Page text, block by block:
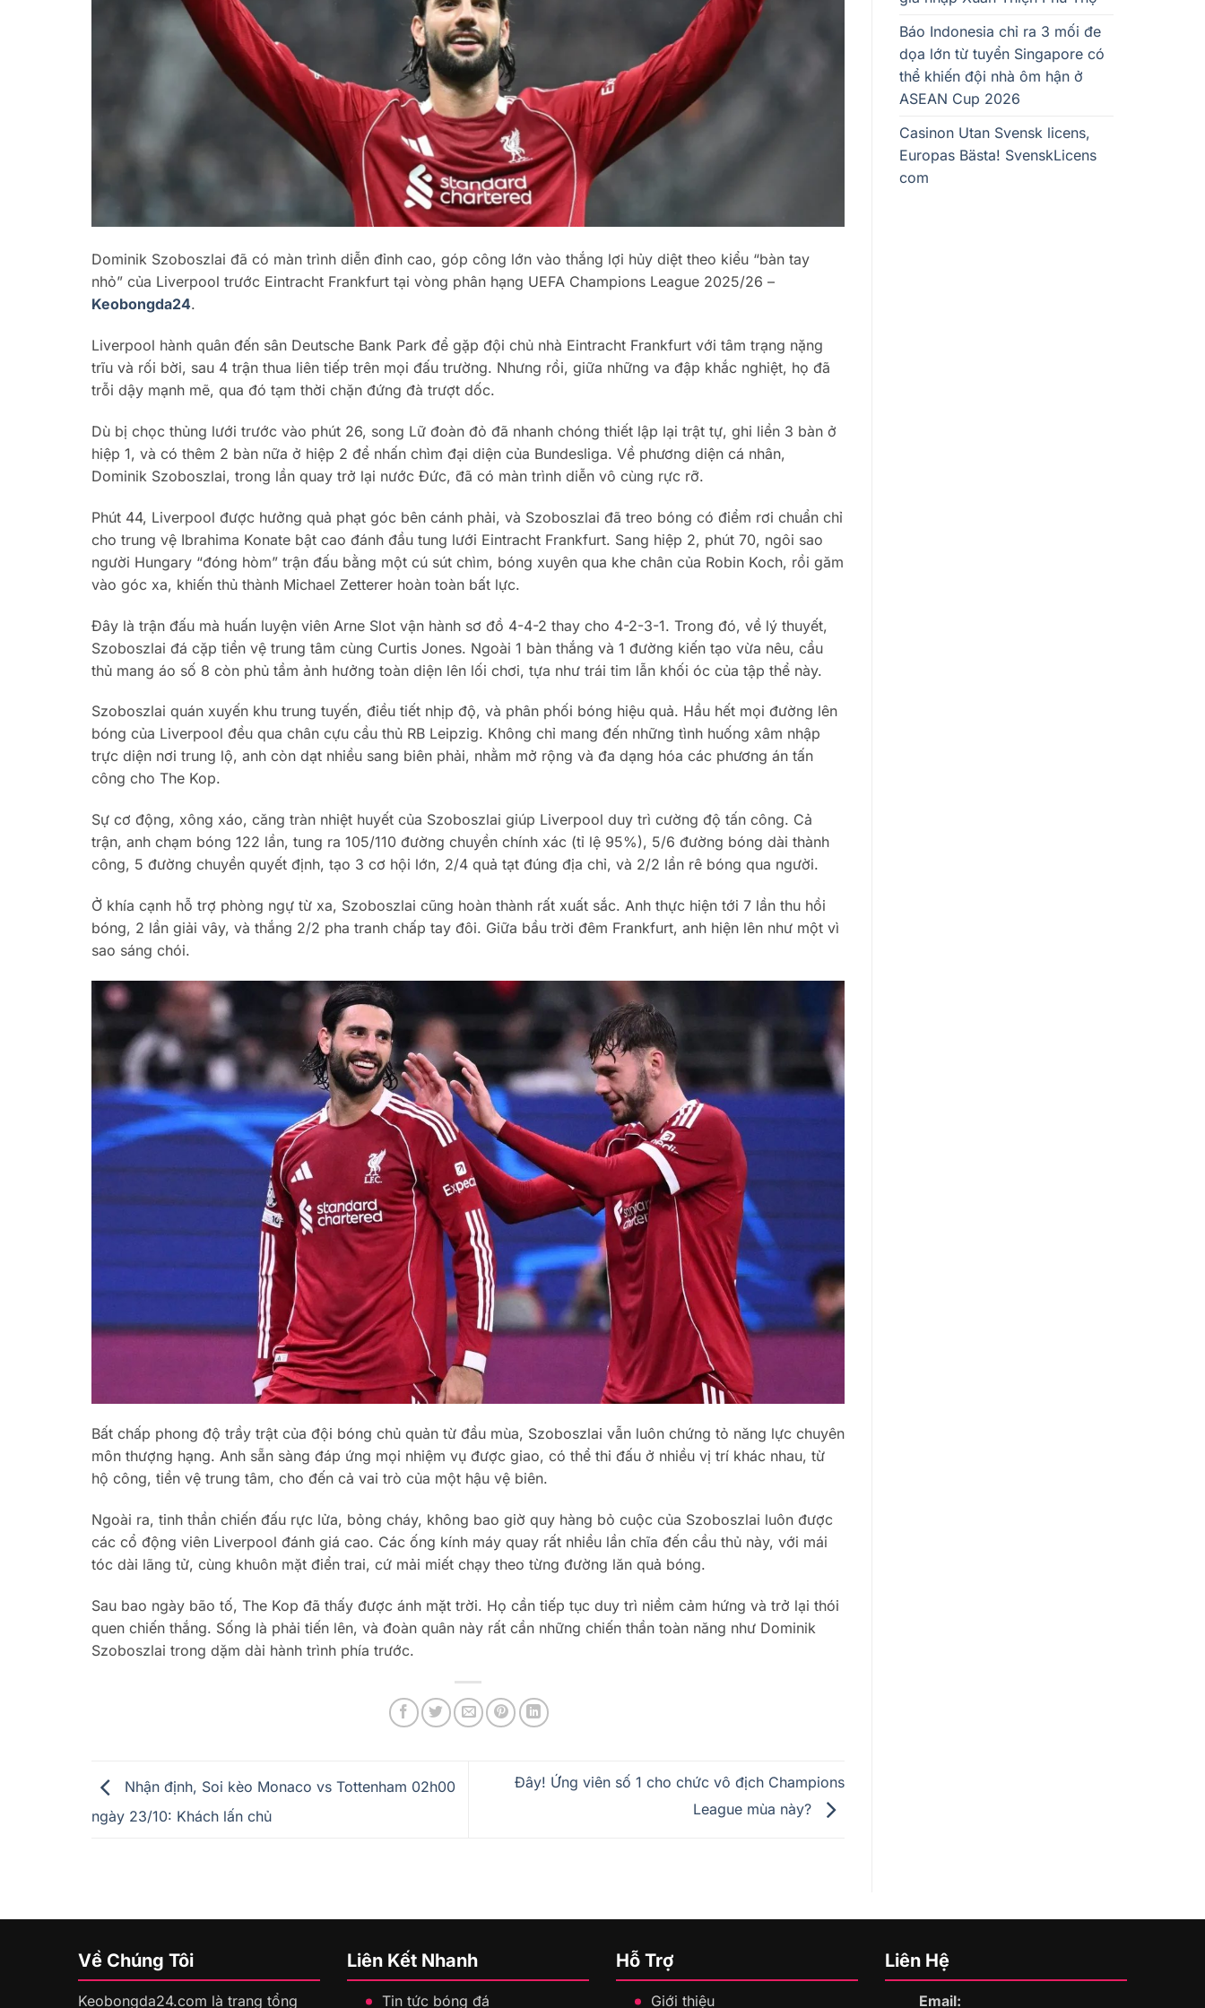
Dominik Szoboszlai đã có màn trình diễn đỉnh cao, góp công lớn vào thắng lợi hủy diệt theo kiểu “bàn tay
nhỏ” của Liverpool trước Eintracht Frankfurt tại vòng phân hạng UEFA Champions League 2025/26 –
Keobongda24.
Liverpool hành quân đến sân Deutsche Bank Park để gặp đội chủ nhà Eintracht Frankfurt với tâm trạng nặng
trĩu và rối bời, sau 4 trận thua liên tiếp trên mọi đấu trường. Nhưng rồi, giữa những va đập khắc nghiệt, họ đã
trỗi dậy mạnh mẽ, qua đó tạm thời chặn đứng đà trượt dốc.
Dù bị chọc thủng lưới trước vào phút 26, song Lữ đoàn đỏ đã nhanh chóng thiết lập lại trật tự, ghi liền 3 bàn ở
hiệp 1, và có thêm 2 bàn nữa ở hiệp 2 để nhấn chìm đại diện của Bundesliga. Về phương diện cá nhân,
Dominik Szoboszlai, trong lần quay trở lại nước Đức, đã có màn trình diễn vô cùng rực rỡ.
Phút 44, Liverpool được hưởng quả phạt góc bên cánh phải, và Szoboszlai đã treo bóng có điểm rơi chuẩn chỉ
cho trung vệ Ibrahima Konate bật cao đánh đầu tung lưới Eintracht Frankfurt. Sang hiệp 2, phút 70, ngôi sao
người Hungary “đóng hòm” trận đấu bằng một cú sút chìm, bóng xuyên qua khe chân của Robin Koch, rồi găm
vào góc xa, khiến thủ thành Michael Zetterer hoàn toàn bất lực.
Đây là trận đấu mà huấn luyện viên Arne Slot vận hành sơ đồ 4-4-2 thay cho 4-2-3-1. Trong đó, về lý thuyết,
Szoboszlai đá cặp tiền vệ trung tâm cùng Curtis Jones. Ngoài 1 bàn thắng và 1 đường kiến tạo vừa nêu, cầu
thủ mang áo số 8 còn phủ tầm ảnh hưởng toàn diện lên lối chơi, tựa như trái tim lẫn khối óc của tập thể này.
Szoboszlai quán xuyến khu trung tuyến, điều tiết nhịp độ, và phân phối bóng hiệu quả. Hầu hết mọi đường lên
bóng của Liverpool đều qua chân cựu cầu thủ RB Leipzig. Không chỉ mang đến những tình huống xâm nhập
trực diện nơi trung lộ, anh còn dạt nhiều sang biên phải, nhằm mở rộng và đa dạng hóa các phương án tấn
công cho The Kop.
Sự cơ động, xông xáo, căng tràn nhiệt huyết của Szoboszlai giúp Liverpool duy trì cường độ tấn công. Cả
trận, anh chạm bóng 122 lần, tung ra 105/110 đường chuyền chính xác (tỉ lệ 95%), 5/6 đường bóng dài thành
công, 5 đường chuyền quyết định, tạo 3 cơ hội lớn, 2/4 quả tạt đúng địa chỉ, và 2/2 lần rê bóng qua người.
Ở khía cạnh hỗ trợ phòng ngự từ xa, Szoboszlai cũng hoàn thành rất xuất sắc. Anh thực hiện tới 7 lần thu hồi
bóng, 2 lần giải vây, và thắng 2/2 pha tranh chấp tay đôi. Giữa bầu trời đêm Frankfurt, anh hiện lên như một vì
sao sáng chói.
Bất chấp phong độ trầy trật của đội bóng chủ quản từ đầu mùa, Szoboszlai vẫn luôn chứng tỏ năng lực chuyên
môn thượng hạng. Anh sẵn sàng đáp ứng mọi nhiệm vụ được giao, có thể thi đấu ở nhiều vị trí khác nhau, từ
hộ công, tiền vệ trung tâm, cho đến cả vai trò của một hậu vệ biên.
Ngoài ra, tinh thần chiến đấu rực lửa, bỏng cháy, không bao giờ quy hàng bỏ cuộc của Szoboszlai luôn được
các cổ động viên Liverpool đánh giá cao. Các ống kính máy quay rất nhiều lần chĩa đến cầu thủ này, với mái
tóc dài lãng tử, cùng khuôn mặt điển trai, cứ mải miết chạy theo từng đường lăn quả bóng.
Sau bao ngày bão tố, The Kop đã thấy được ánh mặt trời. Họ cần tiếp tục duy trì niềm cảm hứng và trở lại thói
quen chiến thắng. Sống là phải tiến lên, và đoàn quân này rất cần những chiến thần toàn năng như Dominik
Szoboszlai trong dặm dài hành trình phía trước.
Nhận định, Soi kèo Monaco vs Tottenham 02h00
ngày 23/10: Khách lấn chủ
Đây! Ứng viên số 1 cho chức vô địch Champions
League mùa này?
Báo Indonesia chỉ ra 3 mối đe
dọa lớn từ tuyển Singapore có
thể khiến đội nhà ôm hận ở
ASEAN Cup 2026
Casinon Utan Svensk licens,
Europas Bästa! SvenskLicens
com
Về Chúng Tôi
Keobongda24.com là trang tổng
Liên Kết Nhanh
Tin tức bóng đá
Hỗ Trợ
Giới thiệu
Liên Hệ
Email: